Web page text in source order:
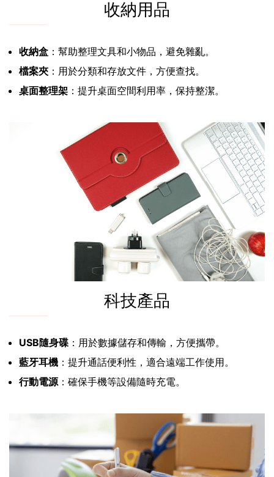
收納用品
收納盒 ：幫助整理文具和小物品，避免雜亂。
檔案夾 ：用於分類和存放文件，方便查找。
桌面整理架 ：提升桌面空間利用率，保持整潔。
科技產品
USB隨身碟 ：用於數據儲存和傳輸，方便攜帶。
藍牙耳機 ：提升通話便利性，適合遠端工作使用。
行動電源：確保手機等設備隨時充電。